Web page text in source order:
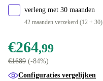
DK (Deens)
GR (Grieks)
IT (Italiaans)
verleng met 30 maanden
42 maanden verzekerd (12 + 30)
€264,99
€1689 (-84%)
Configuraties vergelijken